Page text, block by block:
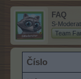
FAQ
S-
Team
Číslo